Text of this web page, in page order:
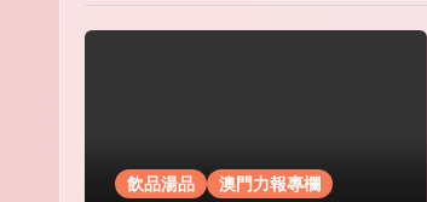
飲品湯品 澳門力報專欄